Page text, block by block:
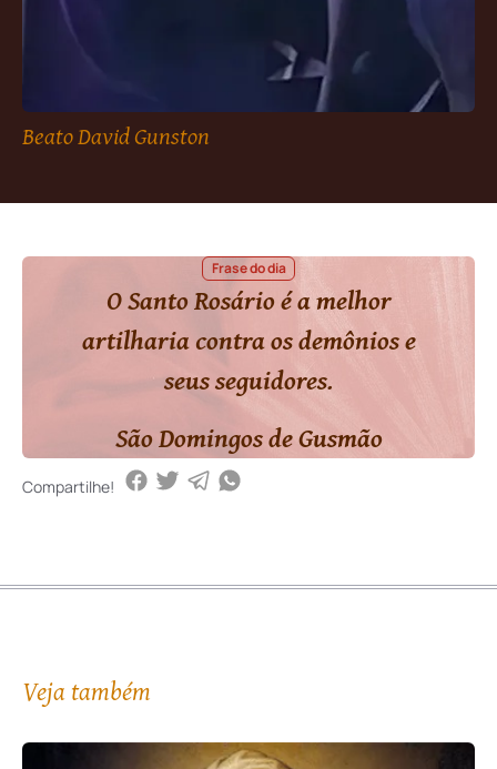
Beato David Gunston
Frase do dia
O Santo Rosário é a melhor
artilharia contra os demônios e
seus seguidores.
São Domingos de Gusmão
Compartilhe!
Veja também